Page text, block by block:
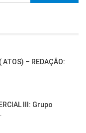
ATOS) – REDAÇÃO:
III: Grupo